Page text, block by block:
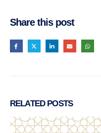
Share this post
RELATED POSTS